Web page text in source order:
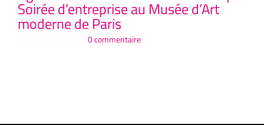
Soirée d’entreprise au Musée d’Art
moderne de Paris
0 commentaire